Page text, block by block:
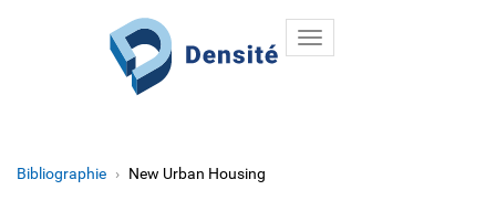
Aller au contenu principal
Toggle
Bibliographie New Urban Housing